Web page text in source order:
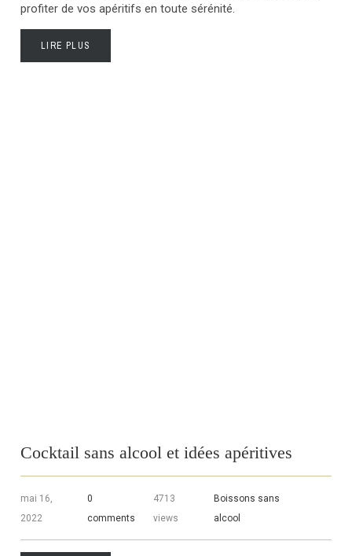
profiter de vos apéritifs en toute sérénité.
LIRE PLUS
Cocktail sans alcool et idées apéritives
mai 16,
2022
0
comments
4713
views
Boissons sans
alcool